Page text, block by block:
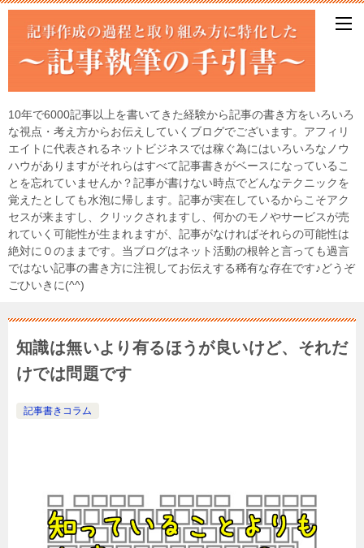
10年で6000記事以上を書いてきた経験から記事の書き方をいろいろ
な視点・考え方からお伝えしていくブログでございます。アフィリ
エイトに代表されるネットビジネスでは稼ぐ為にはいろいろなノウ
ハウがありますがそれらはすべて記事書きがベースになっているこ
とを忘れていませんか？記事が書けない時点でどんなテクニックを
覚えたとしても水泡に帰します。記事が実在しているからこそアク
セスが来ますし、クリックされますし、何かのモノやサービスが売
れていく可能性が生まれますが、記事がなければそれらの可能性は
絶対に０のままです。当ブログはネット活動の根幹と言っても過言
ではない記事の書き方に注視してお伝えする稀有な存在です♪どうぞ
ごひいきに(^^)
知識は無いより有るほうが良いけど、それだ
けでは問題です
記事書きコラム